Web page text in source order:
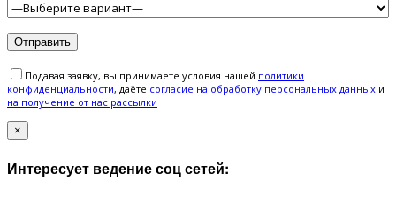
Подавая заявку, вы принимаете условия нашей политики
конфиденциальности, даёте cогласие на обработку персональных данных и
на получение от нас рассылки
×
Интересует ведение соц сетей: